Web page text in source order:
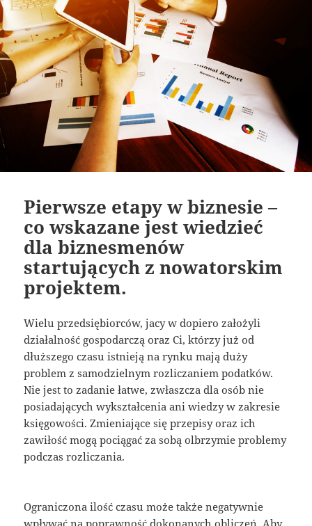
Pierwsze etapy w biznesie –
co wskazane jest wiedzieć
dla biznesmenów
startujących z nowatorskim
projektem.
Wielu przedsiębiorców, jacy w dopiero założyli
działalność gospodarczą oraz Ci, którzy już od
dłuższego czasu istnieją na rynku mają duży
problem z samodzielnym rozliczaniem podatków.
Nie jest to zadanie łatwe, zwłaszcza dla osób nie
posiadających wykształcenia ani wiedzy w zakresie
księgowości. Zmieniające się przepisy oraz ich
zawiłość mogą pociągać za sobą olbrzymie problemy
podczas rozliczania.
Ograniczona ilość czasu może także negatywnie
wpływać na poprawność dokonanych obliczeń. Aby